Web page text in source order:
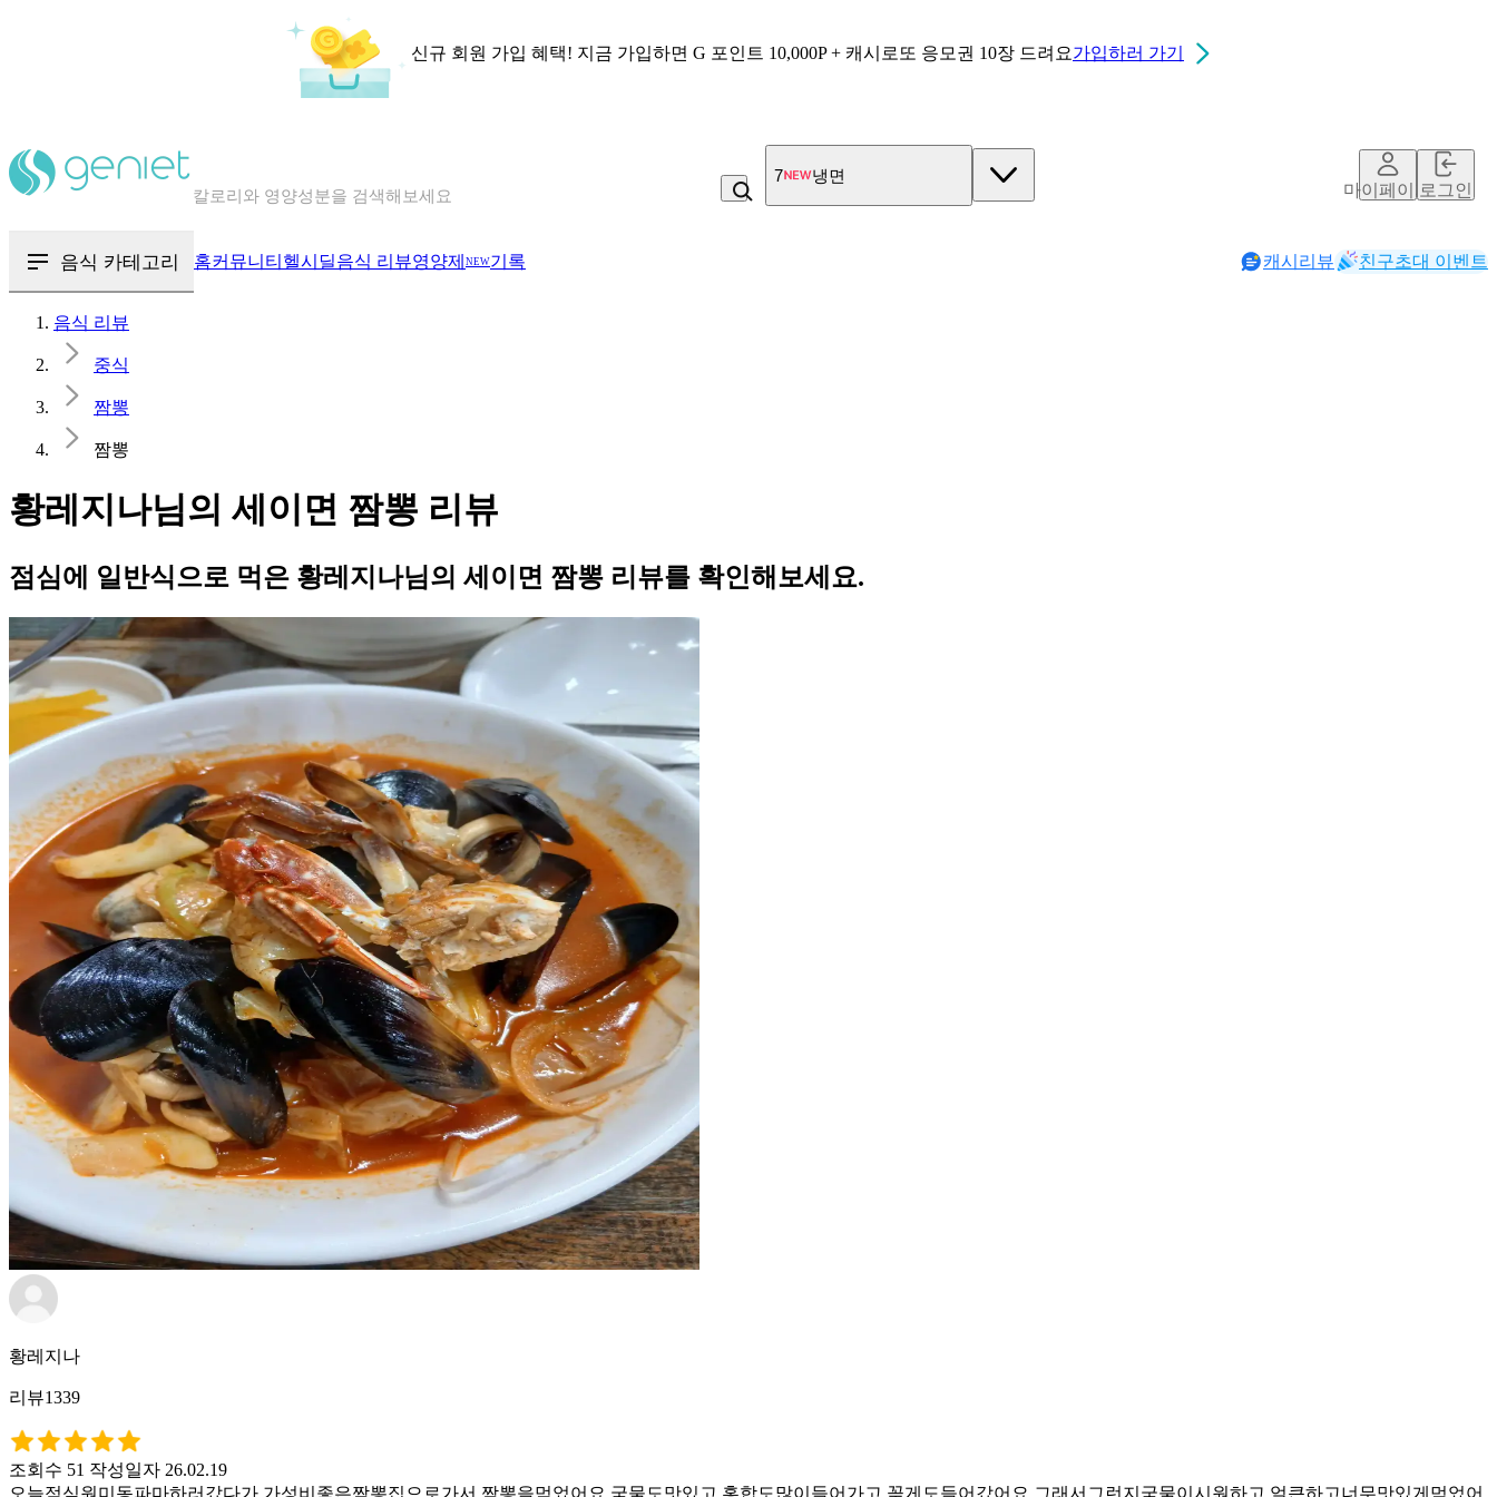
신규 회원 가입 혜택! 지금 가입하면 G 포인트 10,000P + 캐시로또 응모권 10장 드려요가입하러 가기
혈당 · 다이어트 음식 검색해보세요
7 냉면
마이페이지로그인
음식 카테고리 홈커뮤니티 헬시딜음식 리뷰영양제 NEW기록 캐시리뷰 친구초대 이벤트
음식 리뷰
중식
짬뽕
짬뽕
황레지나님의 세이면 짬뽕 리뷰
점심에 일반식으로 먹은 황레지나님의 세이면 짬뽕 리뷰를 확인해보세요.
황레지나
리뷰1339
조회수 51 작성일자 26.02.19
오늘점심원미동파마하러갔다가 가성비좋은짬뽕집으로가서 짬뽕을먹었어요 국물도맛있고 홍합도많이들어가고 꽂게도들어갔어요 그래서그런지국물이시원하고 얼큰하고너무맛있게먹었어